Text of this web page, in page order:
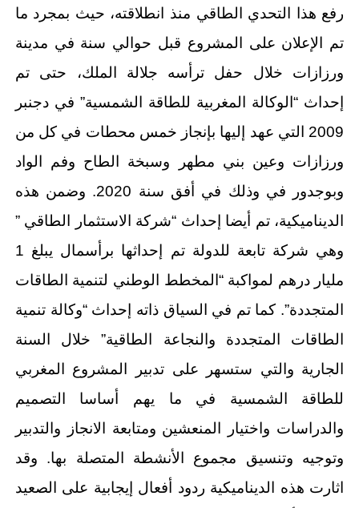
رفع هذا التحدي الطاقي منذ انطلاقته، حيث بمجرد ما
تم الإعلان على المشروع قبل حوالي سنة في مدينة
ورزازات خلال حفل ترأسه جلالة الملك، حتى تم
إحداث “الوكالة المغربية للطاقة الشمسية” في دجنبر
2009 التي عهد إليها بإنجاز خمس محطات في كل من
ورزازات وعين بني مطهر وسبخة الطاح وفم الواد
وبوجدور في وذلك في أفق سنة 2020. وضمن هذه
الديناميكية، تم أيضا إحداث “شركة الاستثمار الطاقي ”
وهي شركة تابعة للدولة تم إحداثها برأسمال يبلغ 1
مليار درهم لمواكبة “المخطط الوطني لتنمية الطاقات
المتجددة”. كما تم في السياق ذاته إحداث “وكالة تنمية
الطاقات المتجددة والنجاعة الطاقية” خلال السنة
الجارية والتي ستسهر على تدبير المشروع المغربي
للطاقة الشمسية في ما يهم أساسا التصميم
والدراسات واختيار المنعشين ومتابعة الانجاز والتدبير
وتوجيه وتنسيق مجموع الأنشطة المتصلة بها. وقد
اثارت هذه الديناميكية ردود أفعال إيجابية على الصعيد